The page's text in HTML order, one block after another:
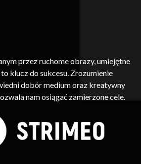
przez ruchome obrazy, umiejętne
klucz do sukcesu. Zrozumienie
dobór medium oraz kreatywny
nam osiągać zamierzone cele.